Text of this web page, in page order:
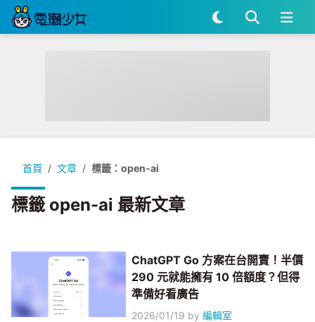
首頁 文章 標籤：open-ai
標籤 open-ai 最新文章
ChatGPT Go 方案在台開賣！半價
290 元就能擁有 10 倍額度？但得
準備好看廣告
2026/01/19 by編輯室